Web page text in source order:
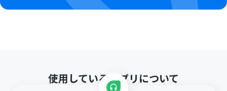
使用しているアプリについて